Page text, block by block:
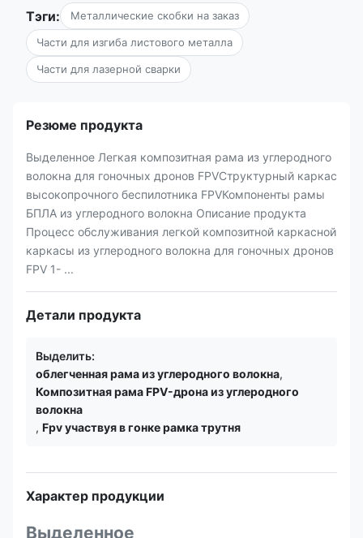
Тэги: Металлические скобки на заказ
Части для изгиба листового металла
Части для лазерной сварки
Резюме продукта
Выделенное Легкая композитная рама из углеродного
волокна для гоночных дронов FPVСтруктурный каркас
высокопрочного беспилотника FPVКомпоненты рамы
БПЛА из углеродного волокна Описание продукта
Процесс обслуживания легкой композитной каркасной
каркасы из углеродного волокна для гоночных дронов
FPV 1- ...
Детали продукта
Выделить:
облегченная рама из углеродного волокна,
Композитная рама FPV-дрона из углеродного
волокна
, Fpv участвуя в гонке рамка трутня
Характер продукции
Выделенное